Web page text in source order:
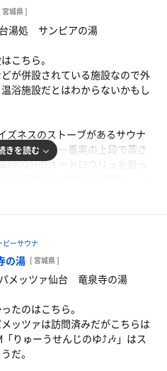
宮城県 ]
湯処 サンピアの湯
こちら。
が併設されている施設なので外
浴施設だとはわからないかもし
ズネスのストーブがあるサウナ
は10分程度一番奥の上段で蒸さ
時00分のオートロウリュを狙っ
ズネスじわじわと熱さが増して
間に設置されている。17℃くら
体を冷やした。
キチェアで。買いたてのデッキ
またまデッキチェアは日陰だっ
。
きを読む
ピーサウナ
の湯 [ 宮城県 ]
メッツァ仙台 竜泉寺の湯
たのはこちら。
ッツァは訪問済みだがこちらは
りゅーうせんじのゆ⤴️🎶」はス
だ。